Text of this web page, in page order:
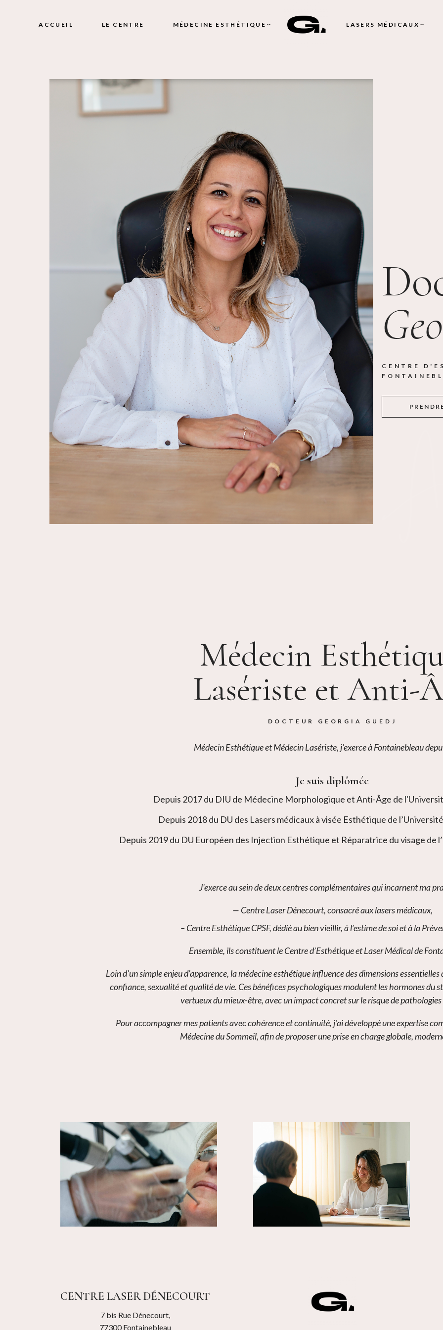
ACCUEIL LE CENTRE MÉDECINE ESTHÉTIQUE
MICRONEEDLING DU VISAGE
HYALURONIQUE
INJECTION DE RADIESSE
INJECTION DE SKINBOOSTER
INJECTION D’ACIDE
HYALURONIQUE
INTRAVAGINALE
FILS TENSEURS
PRX-T33
PEELING (ACNÉ, CICATRICES
ACNÉ, ANTI-AGE)
PLASMA EXÉRÈSE
(ACROCHORDONS, GRAINS
DE MILIUM, SYRINGOMES,
XANTHELASMA, KÉRATOSE
ACTINIQUE ET
SÉBORRHÉIQUE)
CRYOTHÉRAPIE (VERRUES)
LAMPE LED
HYDRAFACIAL
MICRODERMABRASION
DERMACLEAR
MASSAGE RENATA FRANÇA +
PRESSOTHÉRAPIE
MASSAGE KOBIDO + LED
LASERS MÉDICAUX
MORPHEUS 8
RADIOFRÉQUENCE –
MICRONEEDLING
RADIOFRÉQUENCE
INTRAVAGINALE
RADIOFRÉQUENCE
CORPORELLE
(RAFFERMISSEMENT ET
CELLULITE)
CENTRE
Médecin
Lasériste et Anti-
DOCTEUR GEORGIA GUEDJ
Médecin Esthétique et Médecin Lasériste, j’exerce à Fontainebleau
Je suis diplômée
Depuis 2017 du DIU de Médecine Morphologique et Anti-Âge de
Depuis 2018 du DU des Lasers médicaux à visée Esthétique de
Depuis 2019 du DU Européen des Injection Esthétique et Réparatrice du visage de
J’exerce au sein de deux centres complémentaires qui incarnent ma
— Centre Laser Dénecourt, consacré aux lasers médicaux,
– Centre Esthétique CPSF, dédié au bien vieillir, à l’estime de soi et à la
Ensemble, ils constituent le Centre d’Esthétique et Laser Médical de
Loin d’un simple enjeu d’apparence, la médecine esthétique influence des dimensions
confiance, sexualité et qualité de vie. Ces bénéfices psychologiques modulent les hormones du
vertueux du mieux-être, avec un impact concret sur le risque de
Pour accompagner mes patients avec cohérence et continuité, j’ai développé une expertise
Médecine du Sommeil, afin de proposer une prise en charge globale,
CENTRE LASER DÉNECOURT
7 bis Rue Dénecourt,
77300 Fontainebleau